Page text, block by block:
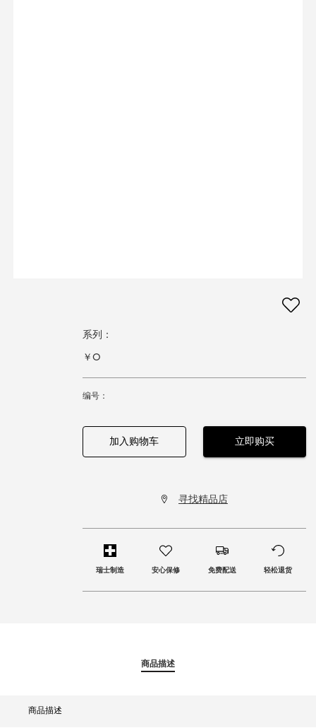
系列：
￥0
编号：
加入购物车 立即购买
寻找精品店
瑞士制造 安心保修 免费配送 轻松退货
商品描述
商品描述